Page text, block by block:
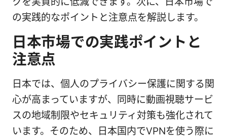
の実践的なポイントと注意点を解説します。
日本市場での実践ポイントと
注意点
日本では、個人のプライバシー保護に関する関
心が高まっていますが、同時に動画視聴サービ
スの地域制限やセキュリティ対策も強化されて
います。そのため、日本国内でVPNを使う際に